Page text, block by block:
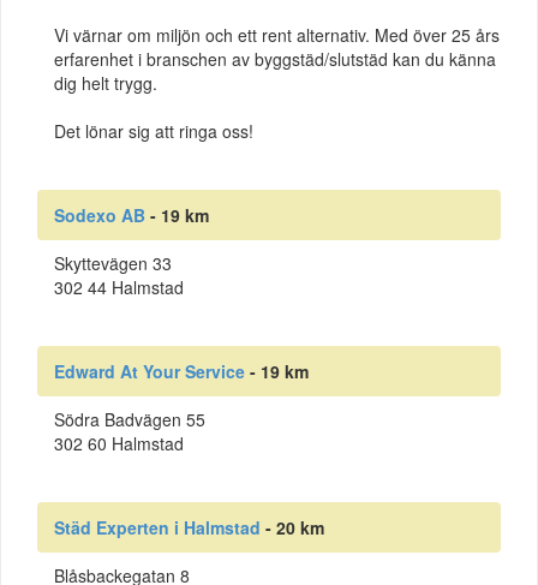
Vi värnar om miljön och ett rent alternativ. Med över 25 års
erfarenhet i branschen av byggstäd/slutstäd kan du känna
dig helt trygg.
Det lönar sig att ringa oss!
Sodexo AB - 19 km
Skyttevägen 33
302 44 Halmstad
Edward At Your Service - 19 km
Södra Badvägen 55
302 60 Halmstad
Städ Experten i Halmstad - 20 km
Blåsbackegatan 8